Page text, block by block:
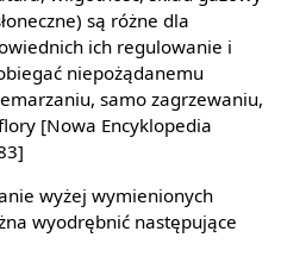
są różne dla
ich regulowanie i
niepożądanemu
samo zagrzewaniu,
[Nowa Encyklopedia
wyżej wymienionych
wyodrębnić następujące